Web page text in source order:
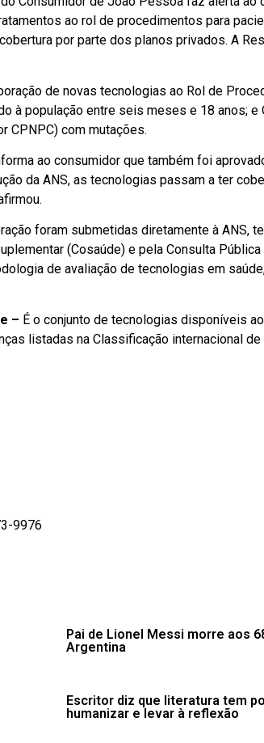
ao rol de procedimentos para
por parte dos planos privados. A
de novas tecnologias ao Rol de
à população entre seis meses e 18 anos;
CPNPC) com mutações.
ao consumidor que também foi
da ANS, as tecnologias passam a ter
foram submetidas diretamente à ANS,
(Cosaúde) e pela Consulta
de avaliação de tecnologias em
– É o conjunto de tecnologias disponíveis
listadas na Classificação internacional
9976
Pai de Lionel Messi morre aos
Argentina
Escritor diz que literatura tem
humanizar e levar à reflexão